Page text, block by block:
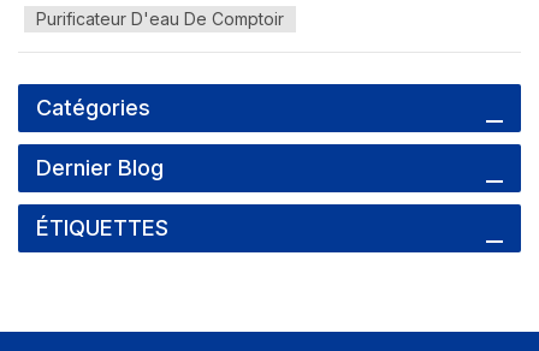
Purificateur D'eau De Comptoir
Catégories
Dernier Blog
ÉTIQUETTES